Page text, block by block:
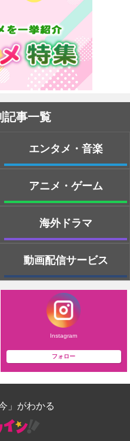
記事一覧
エンタメ・音楽
アニメ・ゲーム
海外ドラマ
動画配信サービス
Instagram
フォロー
」がわかる